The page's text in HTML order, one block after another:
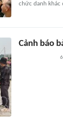
chức danh khác
Cảnh báo